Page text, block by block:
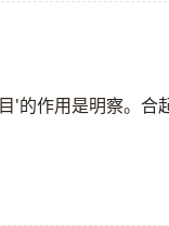
的作用是明察。合